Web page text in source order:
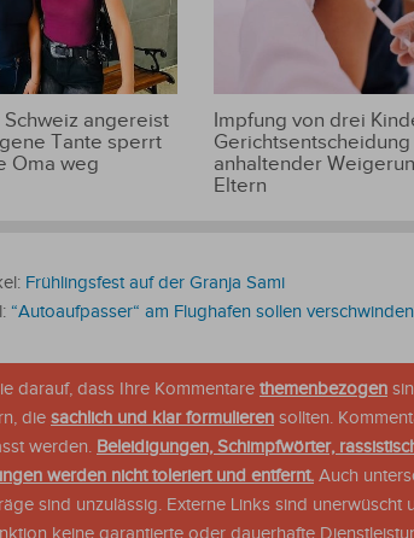
Schweiz angereist
Tante sperrt
Oma weg
Impfung von drei
Gerichtsentscheidung
anhaltender
Eltern
Frühlingsfest auf der Granja Sami
“Autoaufpasser“ am Flughafen sollen verschwinden
darauf, dass Ihre Kommentare themenbezogen
die sachlich und klar formulieren sollten.
werden. Beleidigungen, Schimpfwörter,
werden nicht toleriert und entfernt. Auch
sind unzulässig. Externe Links sind
keine garantierte oder dauerhafte